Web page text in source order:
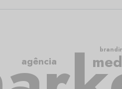
agência